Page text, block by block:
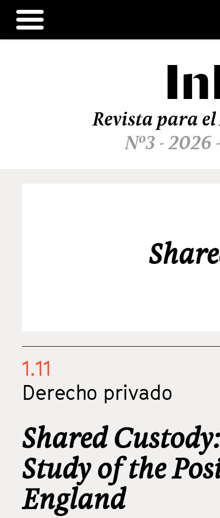
Revista para
Nº3 - 2026
1.11
Derecho privado
Shared
Study of the
England